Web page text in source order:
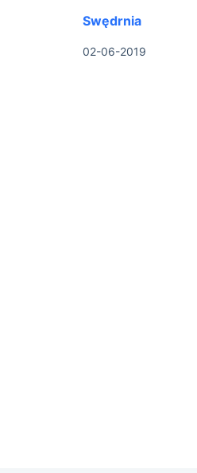
Swędrnia
02-06-2019